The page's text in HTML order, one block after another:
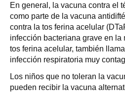
En general, la vacuna contra el
como parte de la vacuna
contra la tos ferina acelular
infección bacteriana grave en la
tos ferina acelular, también
infección respiratoria muy
Los niños que no toleran la
pueden recibir la vacuna